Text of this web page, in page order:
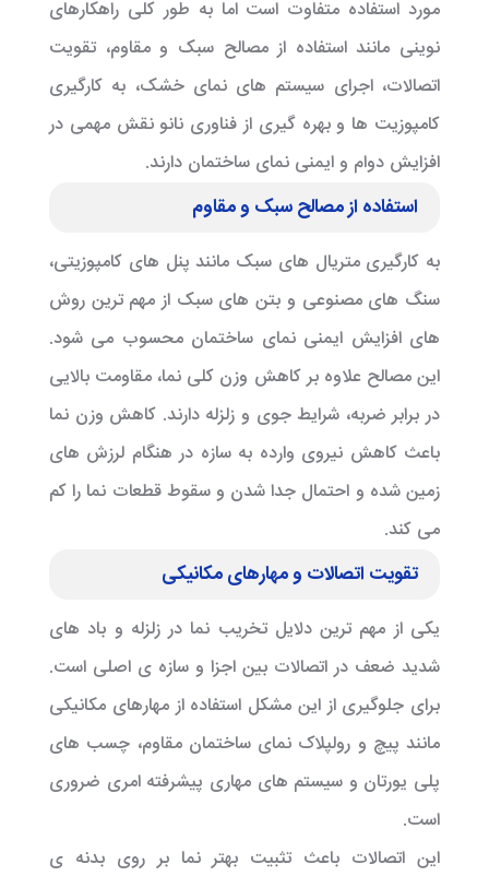
مورد استفاده متفاوت است اما به طور کلی راهکارهای
نوینی مانند استفاده از مصالح سبک و مقاوم، تقویت
اتصالات، اجرای سیستم های نمای خشک، به کارگیری
کامپوزیت ها و بهره گیری از فناوری نانو نقش مهمی در
افزایش دوام و ایمنی نمای ساختمان دارند.
استفاده از مصالح سبک و مقاوم
به کارگیری متریال های سبک مانند پنل های کامپوزیتی،
سنگ های مصنوعی و بتن های سبک از مهم ترین روش
های افزایش ایمنی نمای ساختمان محسوب می شود.
این مصالح علاوه بر کاهش وزن کلی نما، مقاومت بالایی
در برابر ضربه، شرایط جوی و زلزله دارند. کاهش وزن نما
باعث کاهش نیروی وارده به سازه در هنگام لرزش های
زمین شده و احتمال جدا شدن و سقوط قطعات نما را کم
می کند.
تقویت اتصالات و مهارهای مکانیکی
یکی از مهم ترین دلایل تخریب نما در زلزله و باد های
شدید ضعف در اتصالات بین اجزا و سازه ی اصلی است.
برای جلوگیری از این مشکل استفاده از مهارهای مکانیکی
مانند پیچ و رولپلاک نمای ساختمان مقاوم، چسب های
پلی یورتان و سیستم های مهاری پیشرفته امری ضروری
است.
این اتصالات باعث تثبیت بهتر نما بر روی بدنه ی